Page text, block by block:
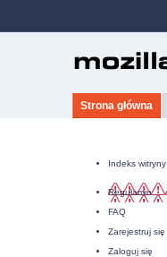
Strona główna
Indeks witryny
Regulamin
FAQ
Zarejestruj się
Zaloguj się